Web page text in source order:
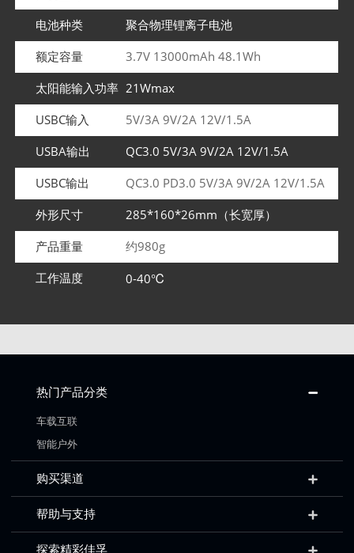
电池种类
聚合物理锂离子电池
额定容量
3.7V 13000mAh 48.1Wh
太阳能输入功率 21Wmax
USBC输入
5V/3A 9V/2A 12V/1.5A
USBA输出
QC3.0 5V/3A 9V/2A 12V/1.5A
USBC输出
QC3.0 PD3.0 5V/3A 9V/2A 12V/1.5A
外形尺寸
285*160*26mm（长宽厚）
产品重量
约980g
工作温度
0-40℃
热门产品分类
车载互联
智能户外
购买渠道
帮助与支持